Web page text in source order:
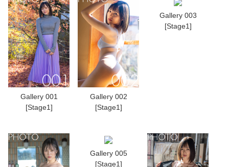
Gallery 001
[Stage1]
Gallery 002
[Stage1]
Gallery 003
[Stage1]
Gallery 005
[Stage1]